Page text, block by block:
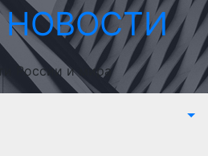
России и мира